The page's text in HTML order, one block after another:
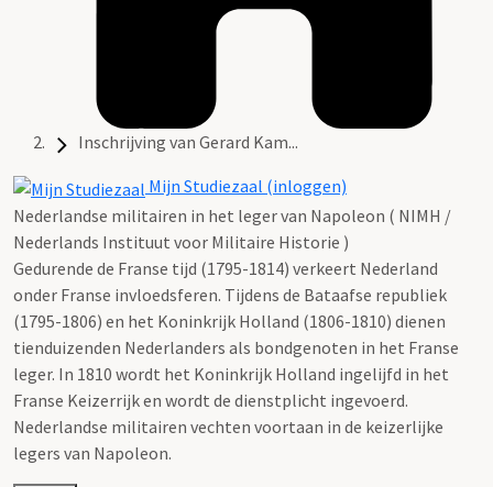
Inschrijving van Gerard Kam...
Mijn Studiezaal (inloggen)
Nederlandse militairen in het leger van Napoleon ( NIMH /
Nederlands Instituut voor Militaire Historie )
Gedurende de Franse tijd (1795-1814) verkeert Nederland
onder Franse invloedsferen. Tijdens de Bataafse republiek
(1795-1806) en het Koninkrijk Holland (1806-1810) dienen
tienduizenden Nederlanders als bondgenoten in het Franse
leger. In 1810 wordt het Koninkrijk Holland ingelijfd in het
Franse Keizerrijk en wordt de dienstplicht ingevoerd.
Nederlandse militairen vechten voortaan in de keizerlijke
legers van Napoleon.